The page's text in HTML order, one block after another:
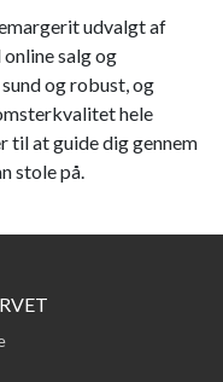
udvalgt af
salg og
og robust, og
hele
til at guide dig gennem
stole på.